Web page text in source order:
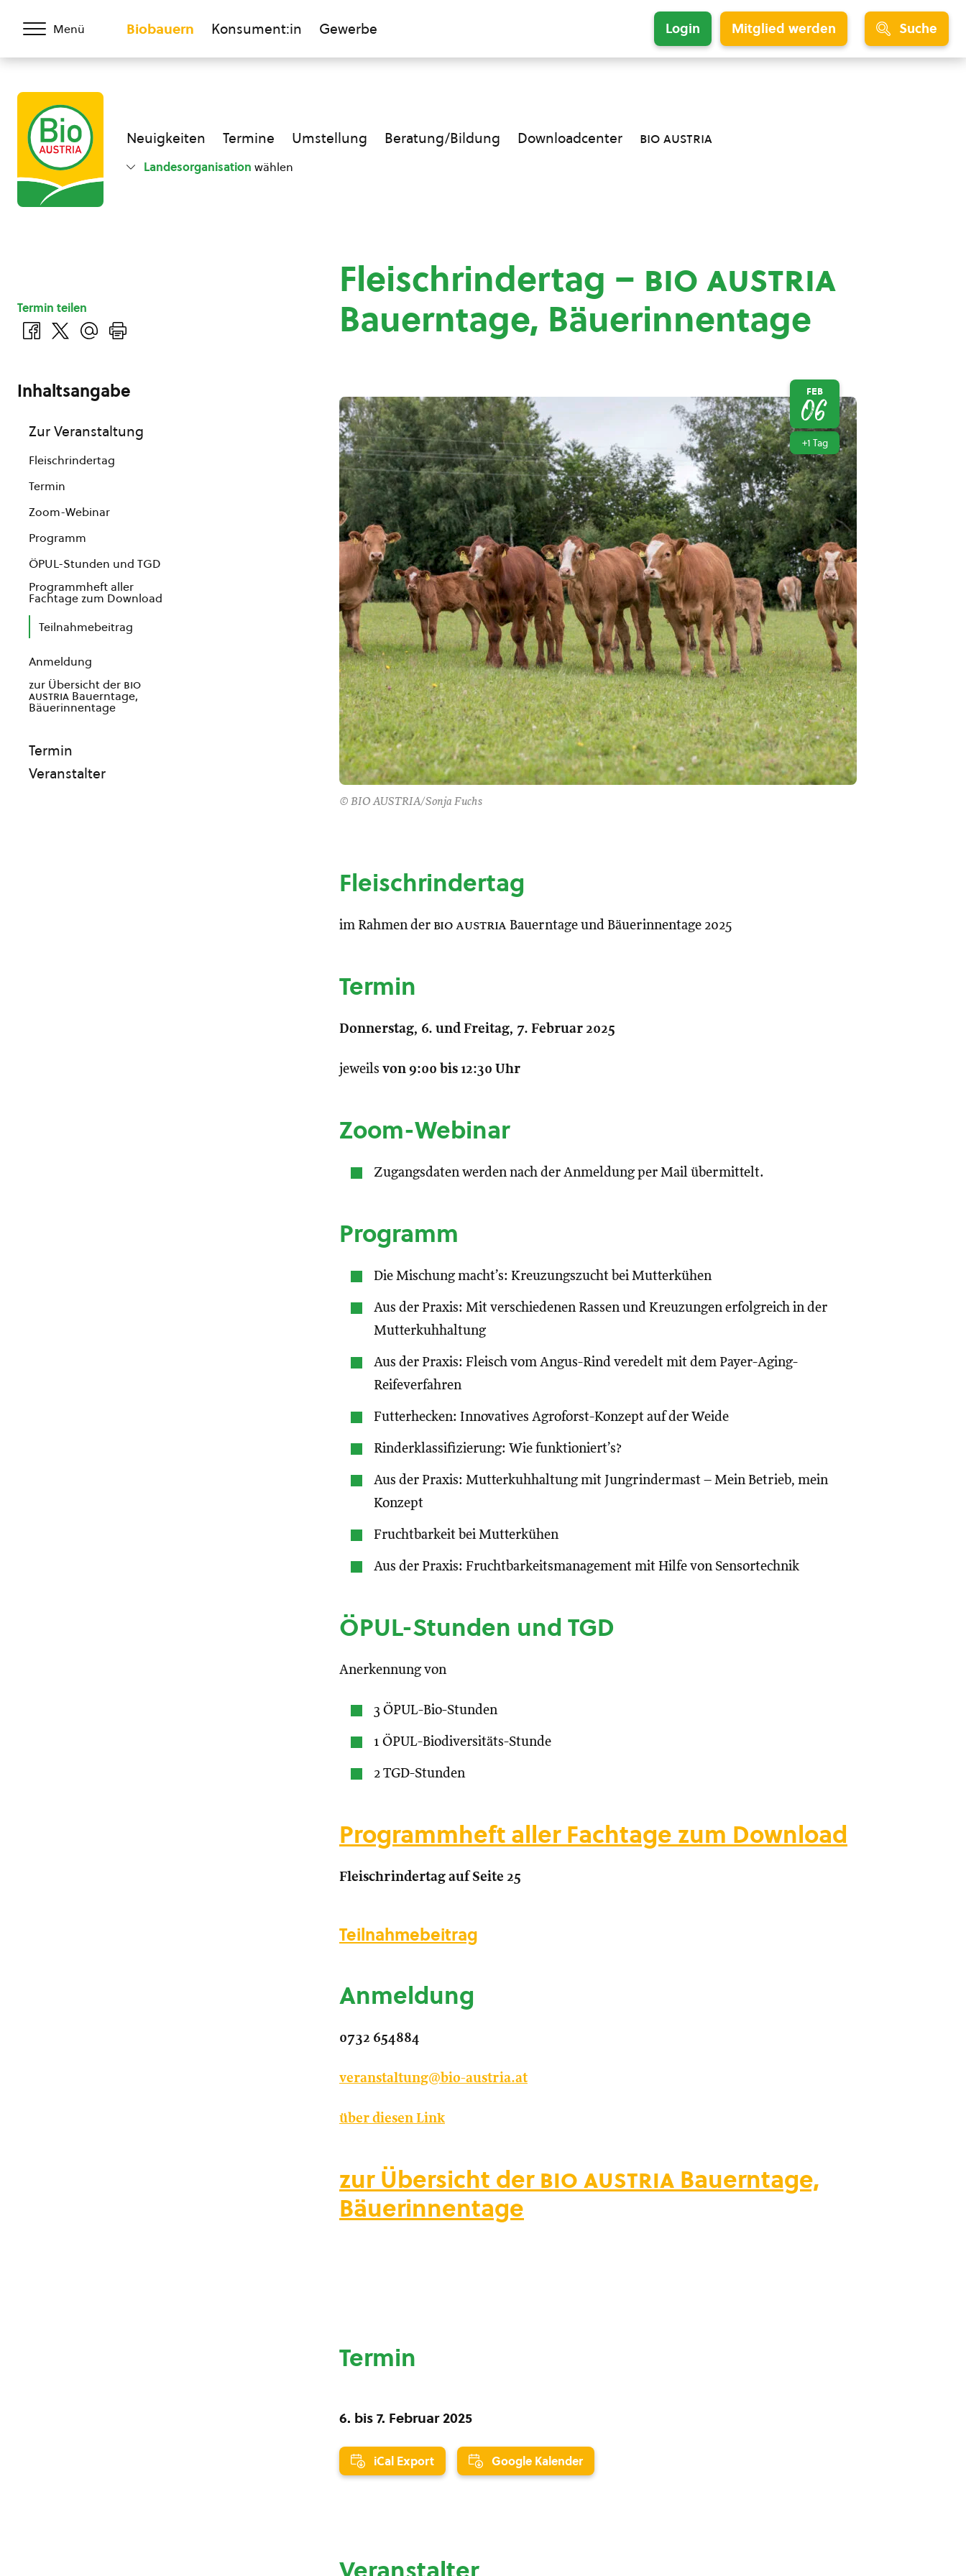
Menü Biobauern Konsument:in Gewerbe Login Mitglied werden Suche
Neuigkeiten Termine Umstellung Beratung/Bildung Downloadcenter bio austria
Landesorganisation wählen
Fleischrindertag – bio austria
Bauerntage, Bäuerinnentage
© BIO AUSTRIA/Sonja Fuchs
FEB
06
+1 Tag
Fleischrindertag
im Rahmen der bio austria Bauerntage und Bäuerinnentage 2025
Termin
Donnerstag, 6. und Freitag, 7. Februar 2025
jeweils von 9:00 bis 12:30 Uhr
Zoom-Webinar
Zugangsdaten werden nach der Anmeldung per Mail übermittelt.
Programm
Die Mischung macht’s: Kreuzungszucht bei Mutterkühen
Aus der Praxis: Mit verschiedenen Rassen und Kreuzungen erfolgreich in der
Mutterkuhhaltung
Aus der Praxis: Fleisch vom Angus-Rind veredelt mit dem Payer-Aging-
Reifeverfahren
Futterhecken: Innovatives Agroforst-Konzept auf der Weide
Rinderklassifizierung: Wie funktioniert’s?
Aus der Praxis: Mutterkuhhaltung mit Jungrindermast – Mein Betrieb, mein
Konzept
Fruchtbarkeit bei Mutterkühen
Aus der Praxis: Fruchtbarkeitsmanagement mit Hilfe von Sensortechnik
ÖPUL-Stunden und TGD
Anerkennung von
3 ÖPUL-Bio-Stunden
1 ÖPUL-Biodiversitäts-Stunde
2 TGD-Stunden
Programmheft aller Fachtage zum Download
Fleischrindertag auf Seite 25
Teilnahmebeitrag
Anmeldung
0732 654884
veranstaltung@bio-austria.at
über diesen Link
zur Übersicht derbio austria Bauerntage,
Bäuerinnentage
Termin
6. bis7. Februar 2025
iCal Export Google Kalender
Termin teilen
Inhaltsangabe
Zur Veranstaltung
Fleischrindertag
Termin
Zoom-Webinar
Programm
ÖPUL-Stunden und TGD
Programmheft aller
Fachtage zum Download
Teilnahmebeitrag
Anmeldung
zur Übersicht der bio
austria Bauerntage,
Bäuerinnentage
Termin
Veranstalter